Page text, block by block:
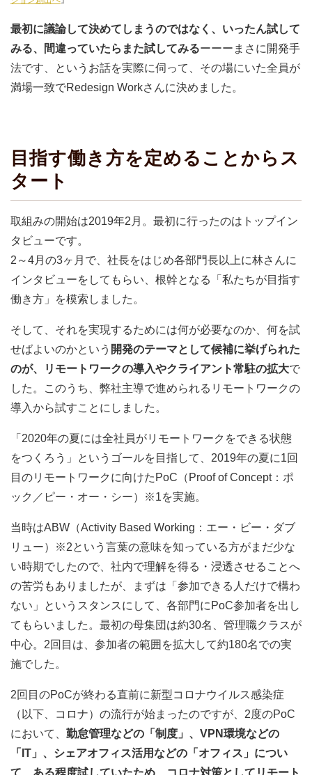
最初に議論して決めてしまうのではなく、いったん試して
みる、間違っていたらまた試してみるーーーまさに開発手
法です、というお話を実際に伺って、その場にいた全員が
満場一致でRedesign Workさんに決めました。
目指す働き方を定めることからス
タート
取組みの開始は2019年2月。最初に行ったのはトップイン
タビューです。
2～4月の3ヶ月で、社長をはじめ各部門長以上に林さんに
インタビューをしてもらい、根幹となる「私たちが目指す
働き方」を模索しました。
そして、それを実現するためには何が必要なのか、何を試
せばよいのかという 開発のテーマとして候補に挙げられた
のが、リモートワークの導入やクライアント常駐の拡大で
した。このうち、弊社主導で進められるリモートワークの
導入から試すことにしました。
「2020年の夏には全社員がリモートワークをできる状態
をつくろう」というゴールを目指して、2019年の夏に1回
目のリモートワークに向けたPoC（Proof of Concept：ポ
ック／ピー・オー・シー）※1を実施。
当時はABW（Activity Based Working：エー・ビー・ダブ
リュー）※2という言葉の意味を知っている方がまだ少な
い時期でしたので、社内で理解を得る・浸透させることへ
の苦労もありましたが、まずは「参加できる人だけで構わ
ない」というスタンスにして、各部門にPoC参加者を出し
てもらいました。最初の母集団は約30名、管理職クラスが
中心。2回目は、参加者の範囲を拡大して約180名での実
施でした。
2回目のPoCが終わる直前に新型コロナウイルス感染症
（以下、コロナ）の流行が始まったのですが、2度のPoC
において、 勤怠管理などの「制度」、VPN環境などの
「IT」、シェアオフィス活用などの「オフィス」につい